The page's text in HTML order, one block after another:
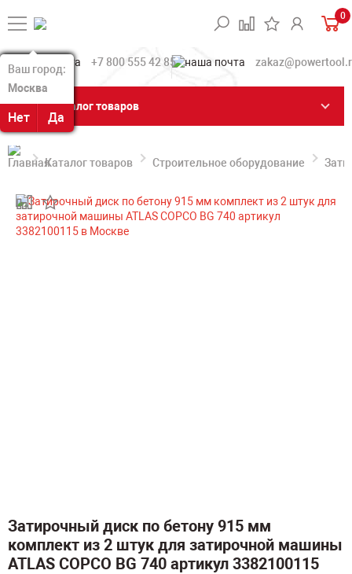
Ваш город:
Москва
Нет Да
Ваш город:
Москва
Нет Да
0
+7 800 555 42 85
Каталог товаров
Каталог товаров Строительное оборудование
Затирочный диск по бетону 915 мм
комплект из 2 штук для затирочной машины
ATLAS COPCO BG 740 артикул 3382100115